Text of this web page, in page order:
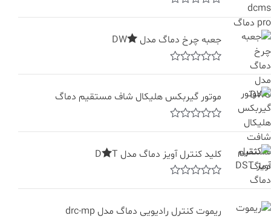
e
d
0
o
o
f
جعبه چرخ دماگ مدل DWS
e
d
0
o
t
o
f
موتور گیربکس هلیکال شاف مستقیم دماگ
e
d
0
o
کلید کنترل آویز دماگ مدل DST
e
ریموت کنترل رادیویی دماگ مدل drc-mp